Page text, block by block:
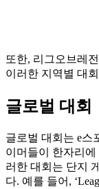
또한, 리그오브레
이러한 지역별 대
글로벌 대회
글로벌 대회는 e스
이머들이 한자리에
러한 대회는 단지
다. 예를 들어,